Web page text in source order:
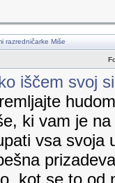
razredničarke Miše
iščem svoj
ki vam je
vsa svoja
kot se to od